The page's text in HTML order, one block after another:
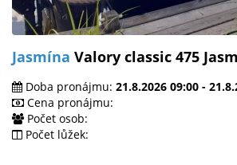
Jasmína Valory classic 475
Doba pronájmu: 21.8.2026 09:00 -
Cena pronájmu:
Počet osob:
Počet lůžek: